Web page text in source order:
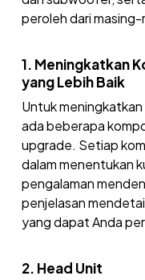
peroleh dari masing-
1. Meningkatkan
yang Lebih Baik
Untuk
ada beberapa
upgrade. Setiap
dalam menentukan
pengalaman
penjelasan
yang dapat Anda
2. Head Unit